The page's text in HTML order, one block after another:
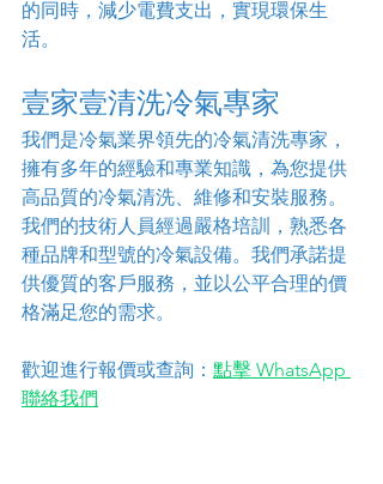
的同時，減少電費支出，實現環保生
活。
壹家壹清洗冷氣專家
我們是冷氣業界領先的冷氣清洗專家，
擁有多年的經驗和專業知識，為您提供
高品質的冷氣清洗、維修和安裝服務。
我們的技術人員經過嚴格培訓，熟悉各
種品牌和型號的冷氣設備。我們承諾提
供優質的客戶服務，並以公平合理的價
格滿足您的需求。
歡迎進行報價或查詢： 點擊 WhatsApp
聯絡我們